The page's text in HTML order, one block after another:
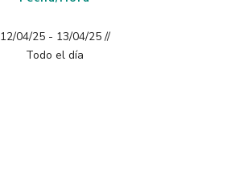
12/04/25 - 13/04/25 //
Todo el día